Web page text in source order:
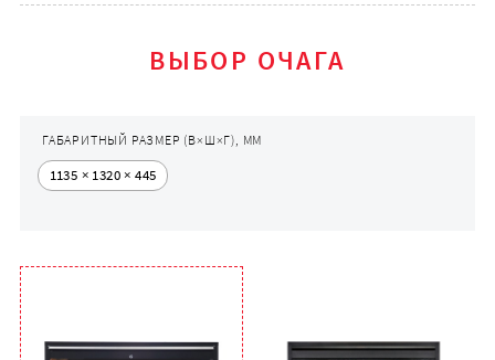
ВЫБОР ОЧАГА
ГАБАРИТНЫЙ РАЗМЕР (В×Ш×Г), ММ
1135 × 1320 × 445